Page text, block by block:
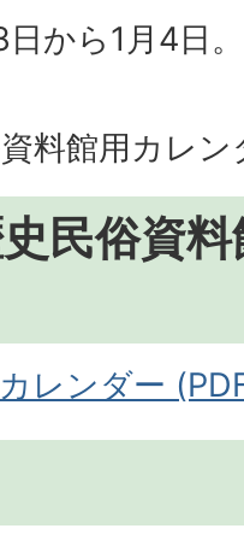
から1月4日
資料館用カレ
民俗資
レンダー